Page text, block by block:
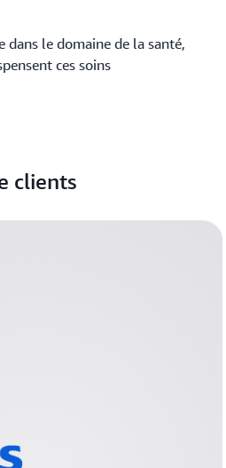
dans le domaine de la santé,
ces soins
clients